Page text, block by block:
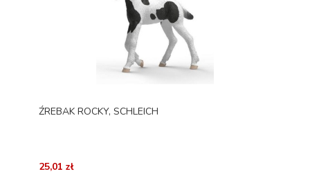
ŹREBAK ROCKY, SCHLEICH
25,01 zł